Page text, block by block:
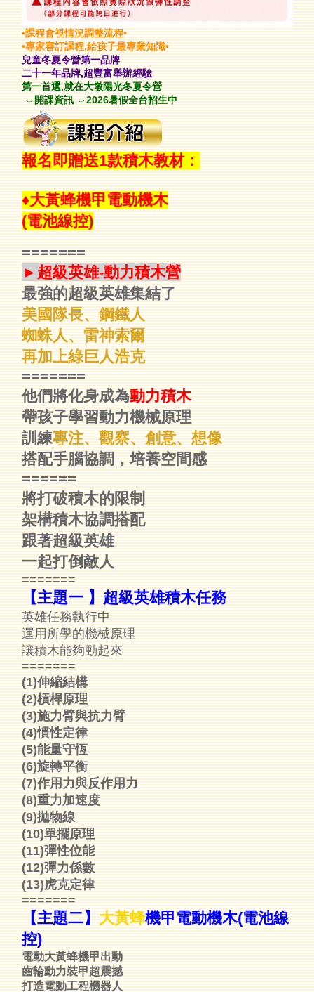
•課程會視情況調整流程•
•專家審訂課程,給孩子最專業知識•
兒童冬夏令營第一品牌
二十一年品牌,超豐富舉辦經驗
第一首選,就在大墩陽光冬夏令營
⇔開課資訊 ⇔2026暑假全台招生中
報名即贈送1款積木教材：
♦大黃蜂機甲電動機木
(電池線控)
=======
►超級英雄-動力積木營
最強的超級英雄集結了
美國隊長、鋼鐵人
蜘蛛人、雷神索爾
再加上綠巨人浩克
=======
他們將化身成為動力積木
帶孩子學習動力機械原理
訓練專注、觀察、創意、想像
搭配手腦協調，培養空間感
======
將打破積木的限制
架構積木協調搭配
跟著超級英雄
一起打倒敵人
=======
【主題一 】超級英雄積木任務
英雄任務執行中
運用所學的機械原理
讓積木能夠動起來
=======
(1)伸縮結構
(2)槓桿原理
(3)施力臂與抗力臂
(4)慣性定律
(5)能量守恆
(6)旋轉平衡
(7)作用力與反作用力
(8)重力加速度
(9)拋物線
(10)單擺原理
(11)彈性位能
(12)彈力係數
(13)虎克定律
=======
【主題二】大黃蜂機甲電動機木(電池線
控)
電動大黃蜂機甲出動
齒輪動力裝甲超震撼
打造電動工程機器人